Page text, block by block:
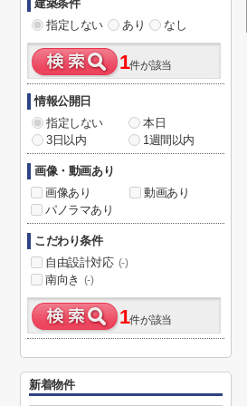
建築条件
指定しない
あり なし
1件が該当
情報公開日
指定しない
本日
3日以内
1週間以内
画像・動画あり
画像あり
動画あり
パノラマあり
こだわり条件
自由設計対応 (-)
南向き (-)
1件が該当
新着物件